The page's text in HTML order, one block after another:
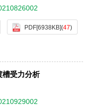
PDF[6938KB](47)
槽受力分析